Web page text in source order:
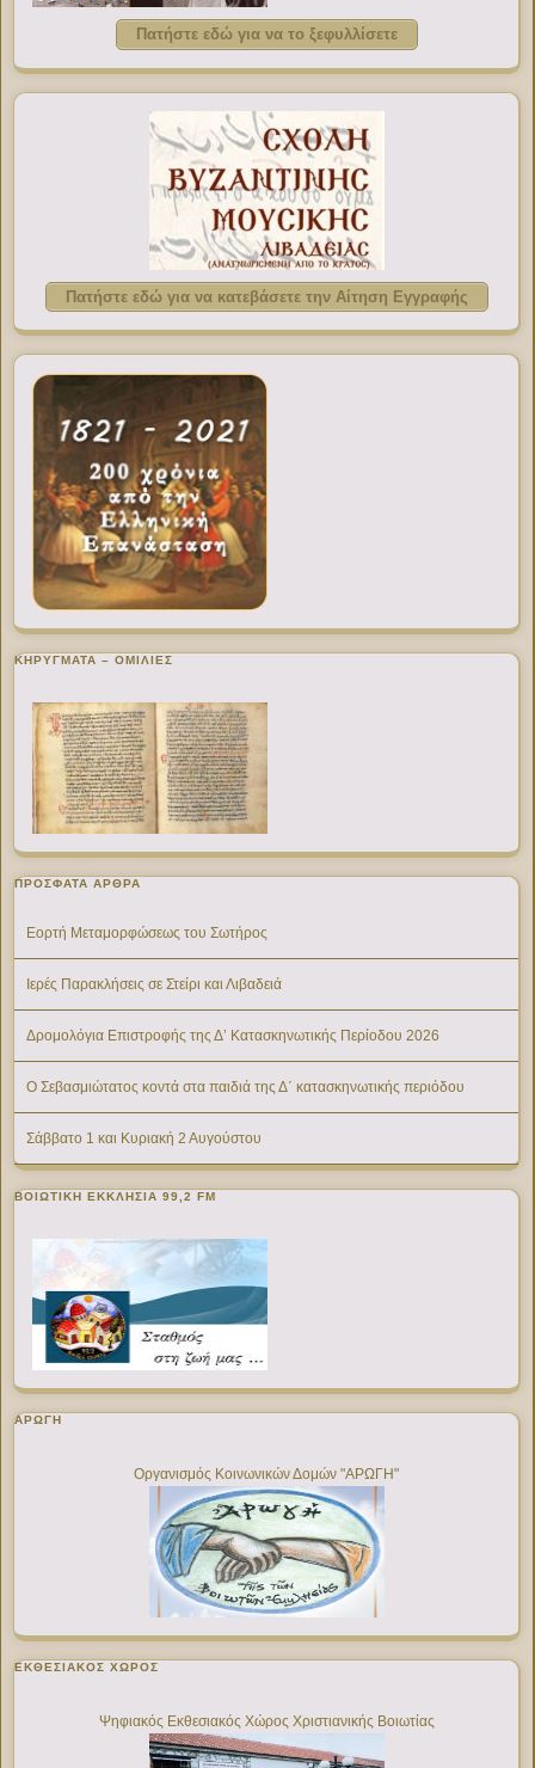
Πατήστε εδώ για να το ξεφυλλίσετε
Πατήστε εδώ για να κατεβάσετε την Αίτηση Εγγραφής
ΚΗΡΥΓΜΑΤΑ – ΟΜΙΛΙΕΣ
ΠΡΌΣΦΑΤΑ ΆΡΘΡΑ
Εορτή Μεταμορφώσεως του Σωτήρος
Ιερές Παρακλήσεις σε Στείρι και Λιβαδειά
Δρομολόγια Επιστροφής της Δ’ Κατασκηνωτικής Περίοδου 2026
Ο Σεβασμιώτατος κοντά στα παιδιά της Δ΄ κατασκηνωτικής περιόδου
Σάββατο 1 και Κυριακή 2 Αυγούστου
ΒΟΙΩΤΙΚΉ ΕΚΚΛΗΣΊΑ 99,2 FM
ΑΡΩΓΗ
Οργανισμός Κοινωνικών Δομών "ΑΡΩΓΗ"
ΕΚΘΕΣΙΑΚΌΣ ΧΏΡΟΣ
Ψηφιακός Εκθεσιακός Χώρος Χριστιανικής Βοιωτίας